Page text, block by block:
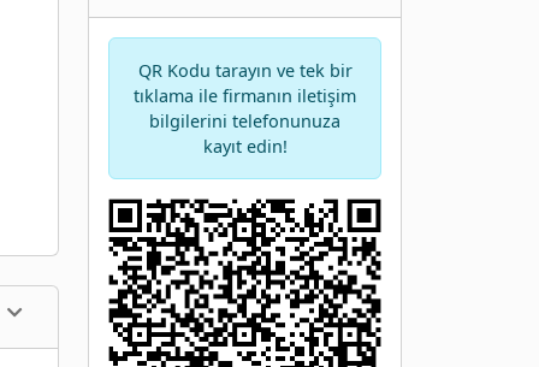
QR Kodu tarayın ve tek bir
tıklama ile firmanın iletişim
bilgilerini telefonunuza
kayıt edin!